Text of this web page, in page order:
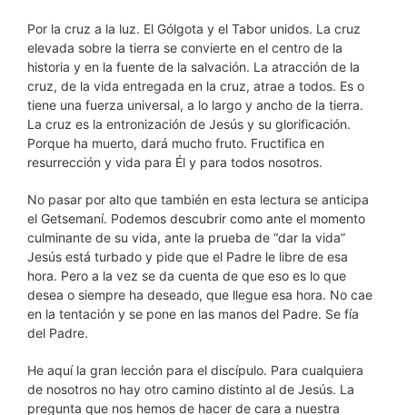
Por la cruz a la luz. El Gólgota y el Tabor unidos. La cruz
elevada sobre la tierra se convierte en el centro de la
historia y en la fuente de la salvación. La atracción de la
cruz, de la vida entregada en la cruz, atrae a todos. Es o
tiene una fuerza universal, a lo largo y ancho de la tierra.
La cruz es la entronización de Jesús y su glorificación.
Porque ha muerto, dará mucho fruto. Fructifica en
resurrección y vida para Él y para todos nosotros.
No pasar por alto que también en esta lectura se anticipa
el Getsemaní. Podemos descubrir como ante el momento
culminante de su vida, ante la prueba de “dar la vida”
Jesús está turbado y pide que el Padre le libre de esa
hora. Pero a la vez se da cuenta de que eso es lo que
desea o siempre ha deseado, que llegue esa hora. No cae
en la tentación y se pone en las manos del Padre. Se fía
del Padre.
He aquí la gran lección para el discípulo. Para cualquiera
de nosotros no hay otro camino distinto al de Jesús. La
pregunta que nos hemos de hacer de cara a nuestra